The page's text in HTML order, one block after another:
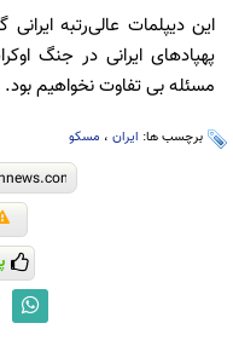
این دیپلمات عالی‌رتبه
پهپادهای ایرانی در جنگ
مسئله بی تفاوت نخواهیم بود.
برچسب ها: ایران ، مسکو